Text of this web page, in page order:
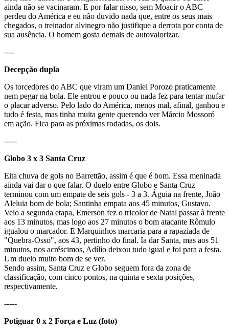
ainda não se vacinaram. E por falar nisso, sem Moacir o ABC
perdeu do América e eu não duvido nada que, entre os seus mais
chegados, o treinador alvinegro não justifique a derrota por conta de
sua ausência. O homem gosta demais de autovalorizar.
----
Decepção dupla
Os torcedores do ABC que viram um Daniel Porozo praticamente
nem pegar na bola. Ele entrou e pouco ou nada fez para tentar mufar
o placar adverso. Pelo lado do América, menos mal, afinal, ganhou e
tudo é festa, mas tinha muita gente querendo ver Márcio Mossoró
em ação. Fica para as próximas rodadas, os dois.
-----
Globo 3 x 3 Santa Cruz
Eita chuva de gols no Barrettão, assim é que é bom. Essa meninada
ainda vai dar o que falar. O duelo entre Globo e Santa Cruz
terminou com um empate de seis gols - 3 a 3. Águia na frente, João
Aleluia bom de bola; Santinha empata aos 45 minutos, Gustavo.
Veio a segunda etapa, Emerson fez o tricolor de Natal passar à frente
aos 13 minutos, mas logo aos 27 minutos o bom atacante Rômulo
igualou o marcador. E Marquinhos marcaria para a rapaziada de
"Quebra-Osso", aos 43, pertinho do final. Ia dar Santa, mas aos 51
minutos, nos acréscimos, Adílio deixou tudo igual e foi para a festa.
Um duelo muito bom de se ver.
Sendo assim, Santa Cruz e Globo seguem fora da zona de
classificação, com cinco pontos, na quinta e sexta posições,
respectivamente.
-----
Potiguar 0 x 2 Força e Luz (foto)